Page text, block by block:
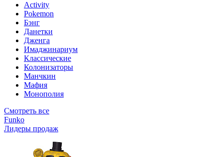
Activity
Pokemon
Бэнг
Данетки
Дженга
Имаджинариум
Классические
Колонизаторы
Манчкин
Мафия
Монополия
Смотреть все
Funko
Лидеры продаж